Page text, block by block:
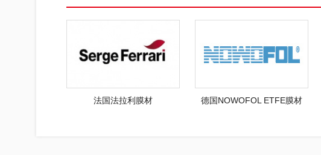
法国法拉利膜材 德国NOWOFOL ETFE膜材